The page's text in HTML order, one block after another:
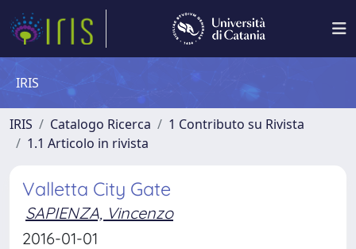
IRIS
IRIS Catalogo Ricerca
1 Contributo su Rivista
1.1 Articolo in rivista
Valletta City Gate
SAPIENZA, Vincenzo
2016-01-01